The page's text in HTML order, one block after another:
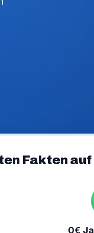
Fakten auf
0€